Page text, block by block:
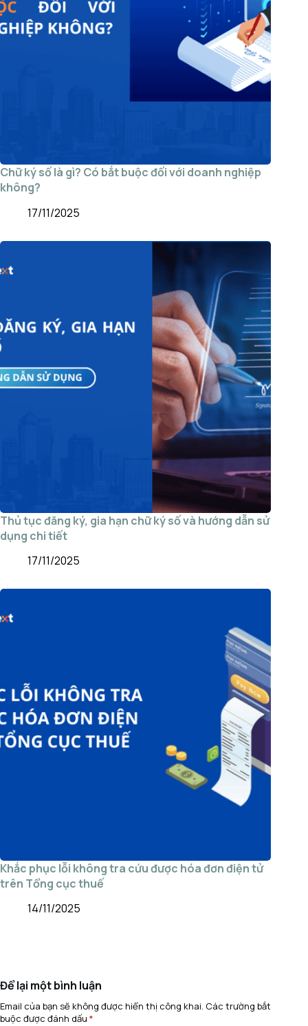
Chữ ký số là gì? Có bắt buộc đối với doanh nghiệp
không?
17/11/2025
Thủ tục đăng ký, gia hạn chữ ký số và hướng dẫn sử
dụng chi tiết
17/11/2025
Khắc phục lỗi không tra cứu được hóa đơn điện tử
trên Tổng cục thuế
14/11/2025
Để lại một bình luận
Email của bạn sẽ không được hiển thị công khai. Các trường bắt
buộc được đánh dấu *